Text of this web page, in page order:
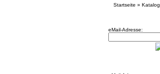
Startseite » Katalog
eMail-Adresse: